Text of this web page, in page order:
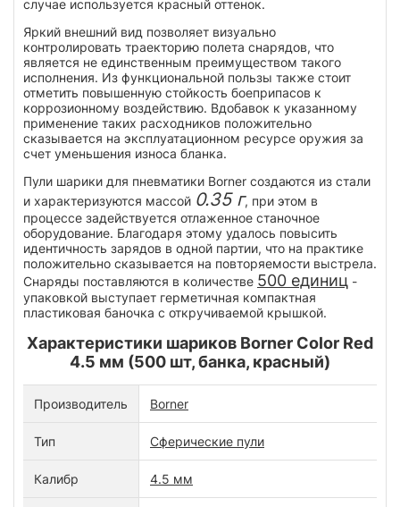
случае используется красный оттенок.
Яркий внешний вид позволяет визуально
контролировать траекторию полета снарядов, что
является не единственным преимуществом такого
исполнения. Из функциональной пользы также стоит
отметить повышенную стойкость боеприпасов к
коррозионному воздействию. Вдобавок к указанному
применение таких расходников положительно
сказывается на эксплуатационном ресурсе оружия за
счет уменьшения износа бланка.
Пули шарики для пневматики Borner создаются из стали
и характеризуются массой 0.35 г, при этом в
процессе задействуется отлаженное станочное
оборудование. Благодаря этому удалось повысить
идентичность зарядов в одной партии, что на практике
положительно сказывается на повторяемости выстрела.
Снаряды поставляются в количестве 500 единиц -
упаковкой выступает герметичная компактная
пластиковая баночка с откручиваемой крышкой.
Характеристики шариков Borner Color Red
4.5 мм (500 шт, банка, красный)
Производитель Borner
Тип Сферические пули
Калибр 4.5 мм